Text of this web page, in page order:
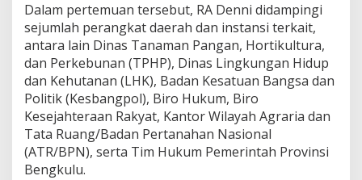
Dalam pertemuan tersebut, RA Denni didampingi
sejumlah perangkat daerah dan instansi terkait,
antara lain Dinas Tanaman Pangan, Hortikultura,
dan Perkebunan (TPHP), Dinas Lingkungan Hidup
dan Kehutanan (LHK), Badan Kesatuan Bangsa dan
Politik (Kesbangpol), Biro Hukum, Biro
Kesejahteraan Rakyat, Kantor Wilayah Agraria dan
Tata Ruang/Badan Pertanahan Nasional
(ATR/BPN), serta Tim Hukum Pemerintah Provinsi
Bengkulu.